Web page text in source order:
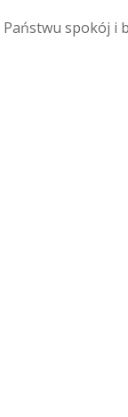
spokój